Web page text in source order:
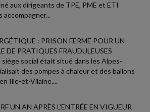
aux dirigeants de TPE, PME et ETI
: PRISON FERME POUR UN
DE PRATIQUES FRAUDULEUSES
social était situé dans les Alpes-
des pompes à chaleur et des ballons
Ille-et-Vilaine....
UN AN APRÈS L'ENTRÉE EN VIGUEUR